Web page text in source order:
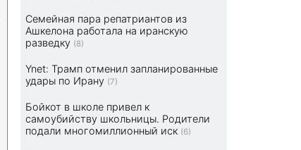
Семейная пара репатриантов из
Ашкелона работала на иранскую
разведку (8)
Ynet: Трамп отменил запланированные
удары по Ирану (7)
Бойкот в школе привел к
самоубийству школьницы. Родители
подали многомиллионный иск (6)